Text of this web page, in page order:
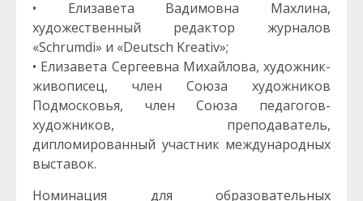
• Елизавета Вадимовна Махлина,
художественный редактор журналов
«Schrumdi» и «Deutsch Kreativ»;
• Елизавета Сергеевна Михайлова, художник-
живописец, член Союза художников
Подмосковья, член Союза педагогов-
художников, преподаватель,
дипломированный участник международных
выставок.
Номинация для образовательных